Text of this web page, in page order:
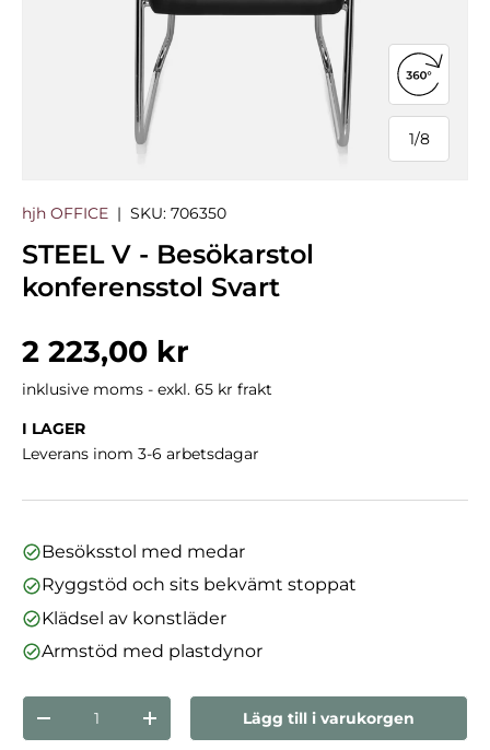
1/
från
8
Öppna
hjh OFFICE | SKU: 706350
STEEL V - Besökarstol
konferensstol Svart
Normalpris
2 223,00 kr
inklusive moms - exkl. 65 kr frakt
I LAGER
Leverans inom 3-6 arbetsdagar
Besöksstol med medar
Ryggstöd och sits bekvämt stoppat
Klädsel av konstläder
Armstöd med plastdynor
nummer
Minska mängdenÖka kvantitetenLägg till i varukorgen